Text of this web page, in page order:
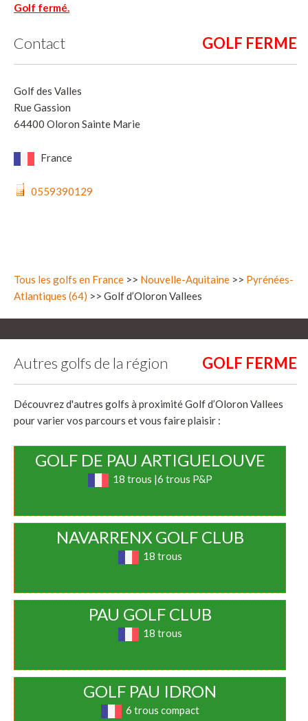
Golf fermé.
Contact
Golf des Valles
Rue Gassion
64400 Oloron Sainte Marie
France
0559390129
Tous les golfs en France >> Nouvelle-Aquitaine >> Pyrénées-
Atlantiques (64) >> Golf d’Oloron Vallees
Autres golfs de la région
Découvrez d'autres golfs à proximité Golf d’Oloron Vallees
pour varier vos parcours et vous faire plaisir :
GOLF DE PAU ARTIGUELOUVE
18 trous |6 trous P&P
NAVARRENX GOLF CLUB
18 trous
PAU GOLF CLUB
18 trous
GOLF PAU IDRON
6 trous compact